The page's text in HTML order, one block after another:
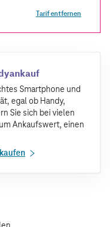
Tarif entfernen
Smartphone und
egal ob Handy,
Sie sich bei vielen
Ankaufswert, einen